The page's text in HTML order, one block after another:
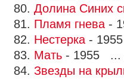
80. Долина Синих
81. Пламя гнева -
82. Нестерка -
83. Мать - 1955 ...
84. Звезды на